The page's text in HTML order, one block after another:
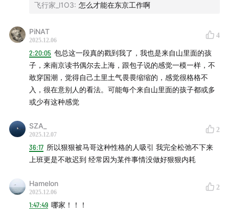
飞行家_l1O3: 怎么才能在东京工作啊
PiNAT
2025.12.06
4
2:20:05 包总这一段真的戳到我了，我也是来自山里面的孩
子，来南京读书偶尔去上海，跟包子说的感觉一模一样，不
敢穿国潮，觉得自己土里土气畏畏缩缩的，感觉很格格不
入，很在意别人的看法。可能每个来自山里面的孩子都或多
或少有这种感觉
SZA_
2025.12.07
2
36:17 所以狠狠被马哥这种性格的人吸引 我完全松弛不下来
上班更是不敢迟到 经常因为某件事情没做好狠狠内耗
Hamelon
2025.12.06
2
1:47:49 哪家！！！